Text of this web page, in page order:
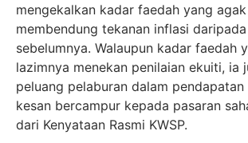
mengekalkan kadar faedah yang
membendung tekanan inflasi
sebelumnya. Walaupun kadar faedah
lazimnya menekan penilaian ekuiti, ia
peluang pelaburan dalam
kesan bercampur kepada pasaran
dari Kenyataan Rasmi KWSP.